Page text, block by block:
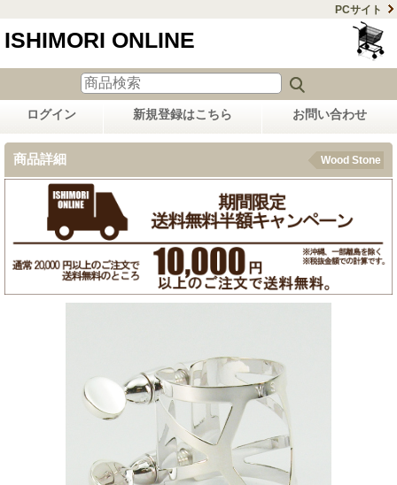
PCサイト
ISHIMORI ONLINE
ログイン 新規登録はこちら お問い合わせ
商品詳細 Wood Stone